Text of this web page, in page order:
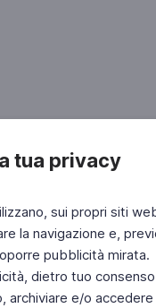
tua privacy
sui propri siti
la navigazione e,
pubblicità mirata.
dietro tuo
e/o